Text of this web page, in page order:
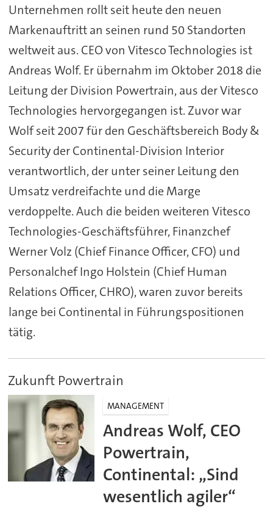
Unternehmen rollt seit heute den neuen
Markenauftritt an seinen rund 50 Standorten
weltweit aus. CEO von Vitesco Technologies ist
Andreas Wolf. Er übernahm im Oktober 2018 die
Leitung der Division Powertrain, aus der Vitesco
Technologies hervorgegangen ist. Zuvor war
Wolf seit 2007 für den Geschäftsbereich Body &
Security der Continental-Division Interior
verantwortlich, der unter seiner Leitung den
Umsatz verdreifachte und die Marge
verdoppelte. Auch die beiden weiteren Vitesco
Technologies-Geschäftsführer, Finanzchef
Werner Volz (Chief Finance Officer, CFO) und
Personalchef Ingo Holstein (Chief Human
Relations Officer, CHRO), waren zuvor bereits
lange bei Continental in Führungspositionen
tätig.
Zukunft Powertrain
MANAGEMENT
Andreas Wolf, CEO
Powertrain,
Continental: „Sind
wesentlich agiler“